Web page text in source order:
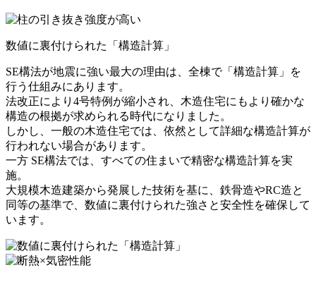
数値に裏付けられた「構造計算」
SE構法が地震に強い最大の理由は、全棟で「構造計算」を
行う仕組みにあります。
法改正により4号特例が縮小され、木造住宅にもより確かな
構造の根拠が求められる時代になりました。
しかし、一般の木造住宅では、依然として詳細な構造計算が
行われない場合があります。
一方 SE構法では、すべての住まいで精密な構造計算を実
施。
大規模木造建築から発展した技術を基に、鉄骨造やRC造と
同等の基準で、数値に裏付けられた強さと安全性を確保して
います。